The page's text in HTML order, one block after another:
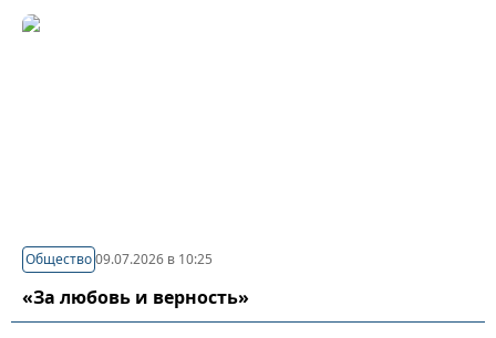
Общество09.07.2026 в 10:25
«За любовь и верность»